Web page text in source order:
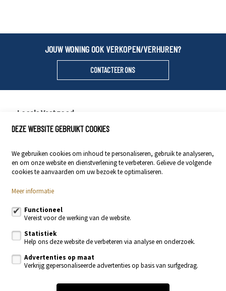
JOUW WONING OOK VERKOPEN/VERHUREN?
CONTACTEER ONS
Locals Vastgoed
Stationsstraat 29
054 23 53 83
info@localsvastgoed.be
Volg ons op:
Te huur Nieuwbouw Recente realisaties
DEZE WEBSITE GEBRUIKT COOKIES
We gebruiken cookies om inhoud te personaliseren, gebruik te analyseren,
en om onze website en dienstverlening te verbeteren. Gelieve de volgende
cookies te aanvaarden om uw bezoek te optimaliseren.
Meer informatie
Functioneel
Vereist voor de werking van de website.
Statistiek
Help ons deze website de verbeteren via analyse en onderzoek.
Advertenties op maat
Verkrijg gepersonaliseerde advertenties op basis van surfgedrag.